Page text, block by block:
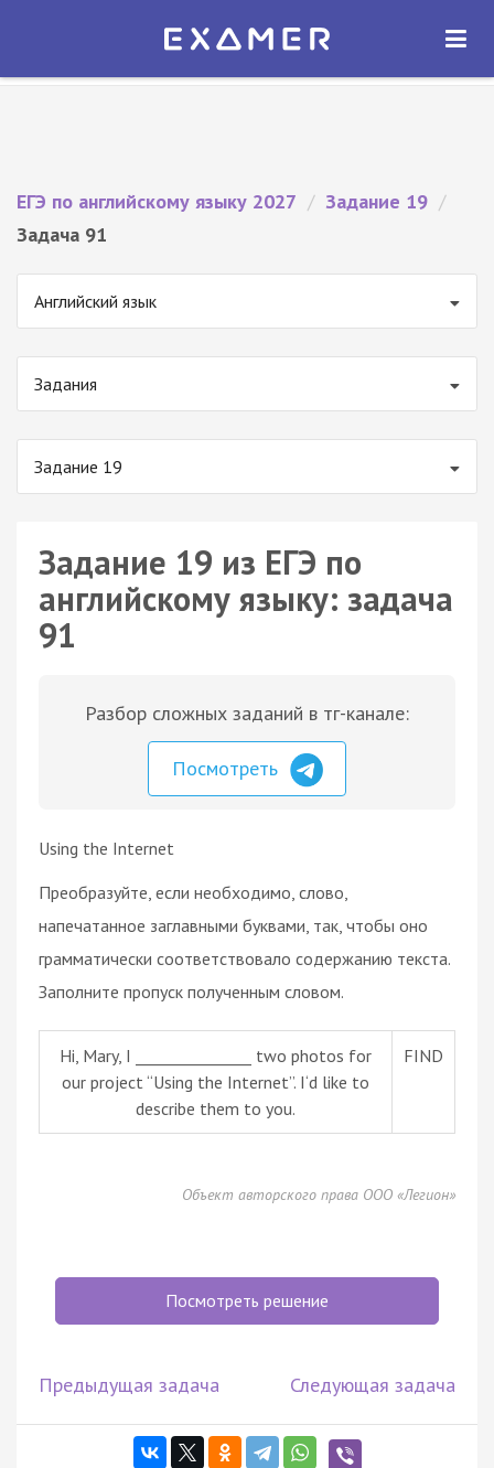
Экзамер — ЕГЭ 2027
ОТКРЫТЬ
ЕГЭ по английскому языку 2027 / Задание 19 /
Задача 91
Английский язык
Задания
Задание 19
Задание 19 из ЕГЭ по
английскому языку: задача
91
Разбор сложных заданий в тг-канале:
Посмотреть
Using the Internet
Преобразуйте, если необходимо, слово,
напечатанное заглавными буквами, так, чтобы оно
грамматически соответствовало содержанию текста.
Заполните пропуск полученным словом.
Hi, Mary, I _______________ two photos for
our project “Using the Internet”. I‘d like to
describe them to you.
FIND
Объект авторского права ООО «Легион»
Посмотреть решение
Предыдущая задача Следующая задача